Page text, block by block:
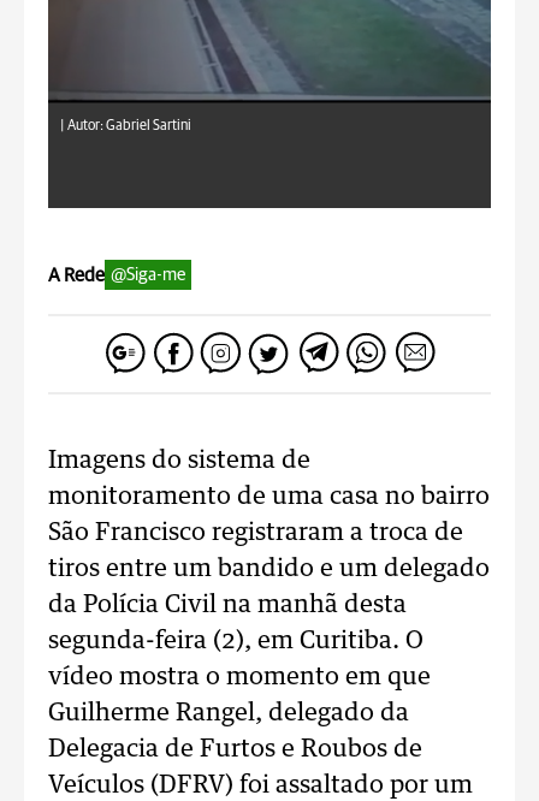
Autor: Gabriel Sartini
A Rede @Siga-me
Imagens do sistema de
monitoramento de uma casa no bairro
São Francisco registraram a troca de
tiros entre um bandido e um delegado
da Polícia Civil na manhã desta
segunda-feira (2), em Curitiba. O
vídeo mostra o momento em que
Guilherme Rangel, delegado da
Delegacia de Furtos e Roubos de
Veículos (DFRV) foi assaltado por um